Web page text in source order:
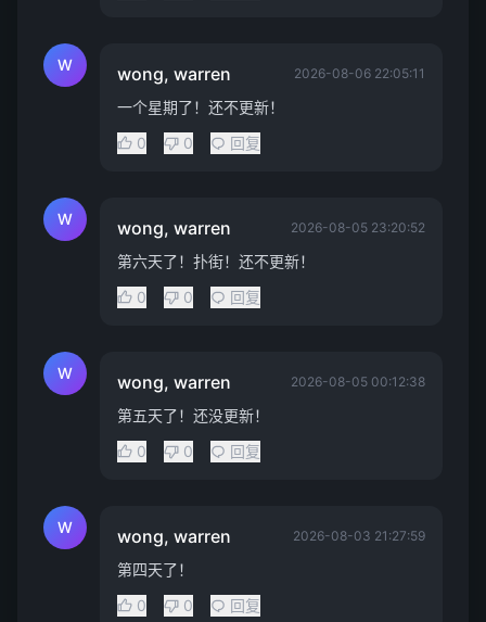
W wong, warren 2026-08-06 22:05:11
一个星期了！还不更新！
0
0 回复
W wong, warren 2026-08-05 23:20:52
第六天了！扑街！还不更新！
0
0 回复
W wong, warren 2026-08-05 00:12:38
第五天了！还没更新！
0
0 回复
W wong, warren 2026-08-03 21:27:59
第四天了！
0
0 回复